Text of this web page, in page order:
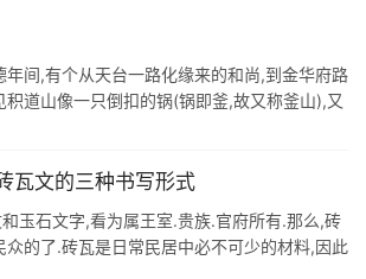
年间,有个从天台一路化缘来的和尚,到金华府路
道山像一只倒扣的锅(锅即釜,故又称釜山),又
瓦文的三种书写形式
玉石文字,看为属王室.贵族.官府所有.那么,砖
众的了.砖瓦是日常民居中必不可少的材料,因此